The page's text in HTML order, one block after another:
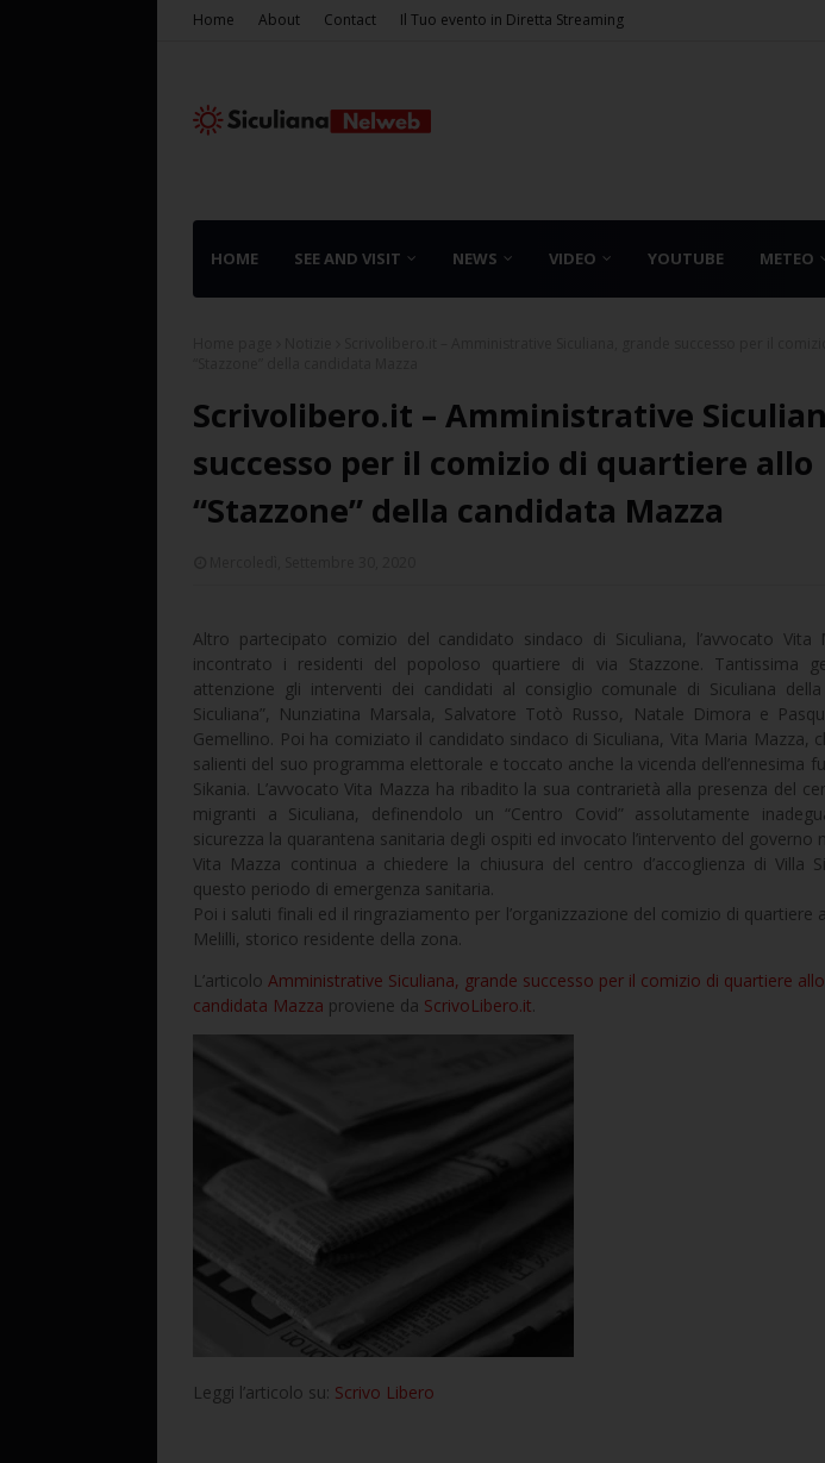
Home About Contact Il Tuo evento in Diretta Streaming
HOME SEE AND VISIT NEWS VIDEO YOUTUBE METEO
Scrivolibero.it – Amministrative
successo per il comizio di quartiere allo
“Stazzone” della candidata Mazza
Altro partecipato comizio del candidato sindaco di Siculiana, l’avvocato Vita
incontrato i residenti del popoloso quartiere di via Stazzone. Tantissima
attenzione gli interventi dei candidati al consiglio comunale di Siculiana della
Siculiana”, Nunziatina Marsala, Salvatore Totò Russo, Natale Dimora e
Gemellino. Poi ha comiziato il candidato sindaco di Siculiana, Vita Maria Mazza,
salienti del suo programma elettorale e toccato anche la vicenda dell’ennesima
Sikania. L’avvocato Vita Mazza ha ribadito la sua contrarietà alla presenza del
migranti a Siculiana, definendolo un “Centro Covid” assolutamente
sicurezza la quarantena sanitaria degli ospiti ed invocato l’intervento del governo
Vita Mazza continua a chiedere la chiusura del centro d’accoglienza di Villa
questo periodo di emergenza sanitaria.
Poi i saluti finali ed il ringraziamento per l’organizzazione del comizio di quartiere
Melilli, storico residente della zona.
L’articolo Amministrative Siculiana, grande successo per il comizio di quartiere allo
candidata Mazza proviene da ScrivoLibero.it.
Leggi l’articolo su: Scrivo Libero